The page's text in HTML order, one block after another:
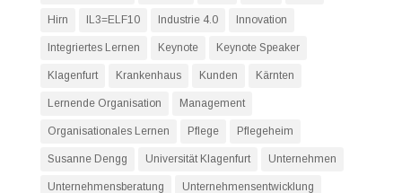
Hirn IL3=ELF10 Industrie 4.0 Innovation
Integriertes Lernen Keynote Keynote Speaker
Klagenfurt Krankenhaus Kunden Kärnten
Lernende Organisation Management
Organisationales Lernen Pflege Pflegeheim
Susanne Dengg Universität Klagenfurt Unternehmen
Unternehmensberatung Unternehmensentwicklung